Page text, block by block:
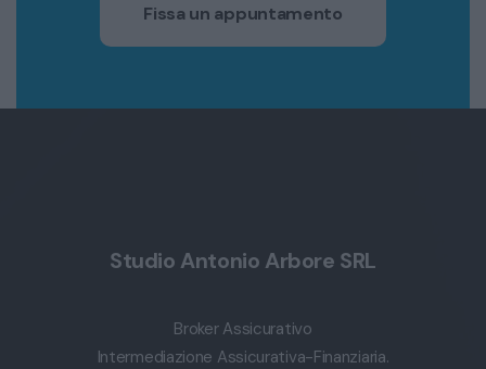
Fissa un appuntamento
Studio Antonio Arbore SRL
Broker Assicurativo
Intermediazione Assicurativa-Finanziaria.